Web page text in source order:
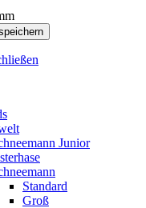
Junior
Standard
Groß